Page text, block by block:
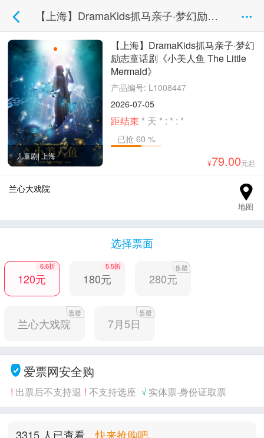
【上海】DramaKids抓马亲子·梦幻励志童话剧《小美人鱼 The Little Mermaid》
儿童剧| 上海
【上海】DramaKids抓马亲子·梦幻
励志童话剧《小美人鱼 The Little
Mermaid》
产品编号: L1008447
2026-07-05
距结束 * 天 * : * : *
已抢 60 %
79.00元起
兰心大戏院
地图
选择票面
120元
6.6折
180元
5.5折
280元
售罄
兰心大戏院
售罄
7月5日
售罄
爱票网安全购
! 出票后不支持退 ! 不支持选座 √ 实体票·身份证取票
3315 人已查看，快来抢购吧
已购票 2小时前
已购票 3小时前
【上海】DramaKids抓马亲子·梦幻励志童话剧《小美人鱼 The Little Mermaid》 +1 去购买
已购票 1小时前